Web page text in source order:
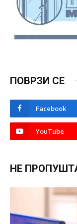
ПОВРЗИ СЕ
Facebook
YouTube
НЕ